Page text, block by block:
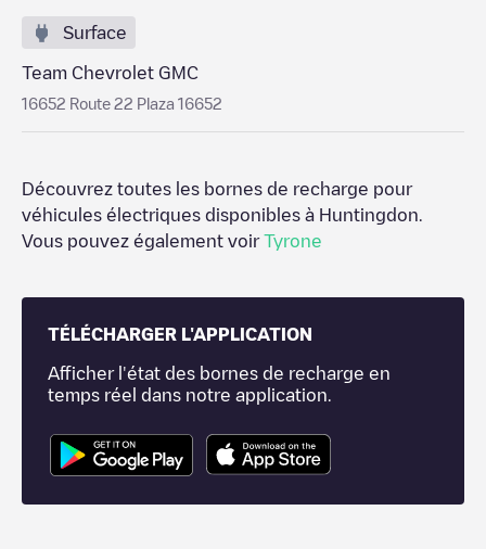
Surface
Team Chevrolet GMC
16652 Route 22 Plaza 16652
Découvrez toutes les bornes de recharge pour
véhicules électriques disponibles à Huntingdon
Vous pouvez également voirTyrone
TÉLÉCHARGER L'APPLICATION
Afficher l'état des bornes de recharge en
temps réel dans notre application.